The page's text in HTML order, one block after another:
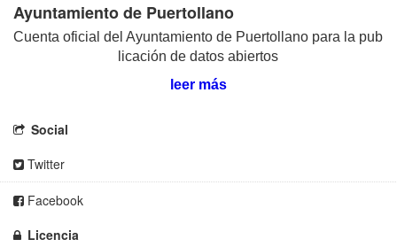
Ayuntamiento de Puertollano
Cuenta oficial del Ayuntamiento de Puertollano para la pub
licación de datos abiertos
leer más
Social
Twitter
Facebook
Licencia